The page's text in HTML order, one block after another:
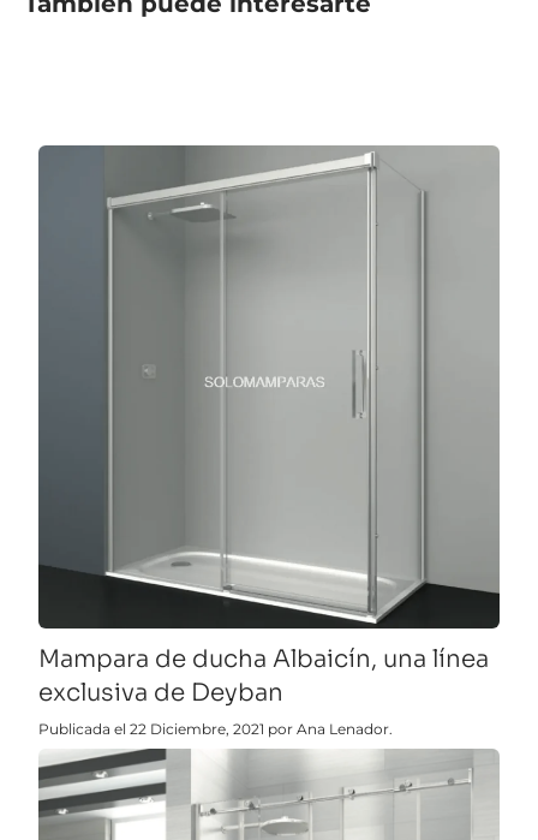
Mampara de ducha Albaicín, una línea
exclusiva de Deyban
Publicada el 22 Diciembre, 2021 por Ana Lenador.